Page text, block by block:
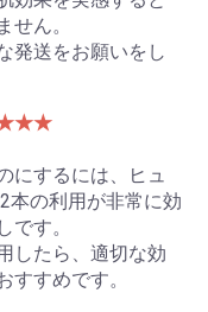
せん。
発送をお願いをし
にするには、ヒュ
本の利用が非常に効
です。
したら、適切な効
すすめです。